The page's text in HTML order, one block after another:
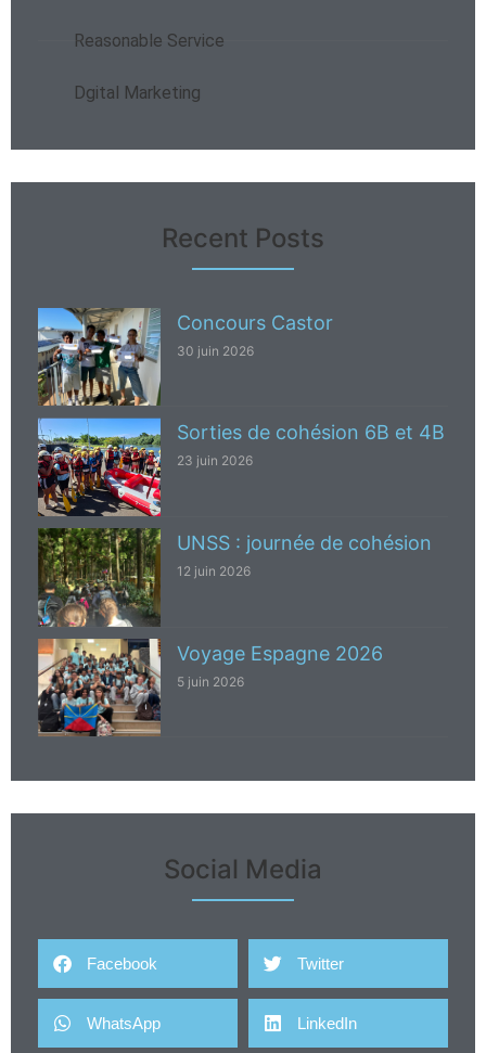
Reasonable Service
Dgital Marketing
Recent Posts
Concours Castor
30 juin 2026
Sorties de cohésion 6B et 4B
23 juin 2026
UNSS : journée de cohésion
12 juin 2026
Voyage Espagne 2026
5 juin 2026
Social Media
Facebook Twitter
WhatsApp LinkedIn